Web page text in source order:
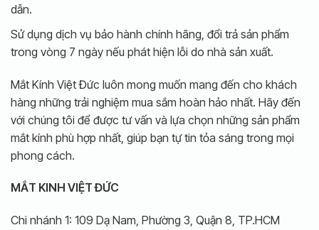
dẫn.
Sử dụng dịch vụ bảo hành chính hãng, đổi trả sản phẩm
trong vòng 7 ngày nếu phát hiện lỗi do nhà sản xuất.
Mắt Kính Việt Đức luôn mong muốn mang đến cho khách
hàng những trải nghiệm mua sắm hoàn hảo nhất. Hãy đến
với chúng tôi để được tư vấn và lựa chọn những sản phẩm
mắt kính phù hợp nhất, giúp bạn tự tin tỏa sáng trong mọi
phong cách.
MẮT KINH VIỆT ĐỨC
Chi nhánh 1: 109 Dạ Nam, Phường 3, Quận 8, TP.HCM